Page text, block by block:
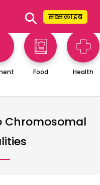
⚲ सब्सक्राइब
Food Health
Chromosomal